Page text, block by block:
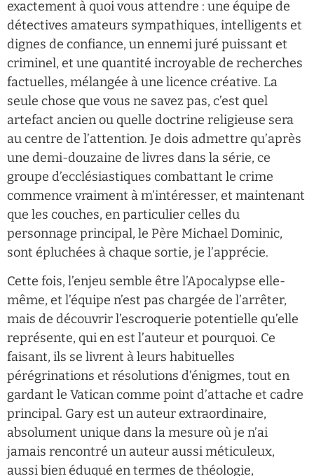
exactement à quoi vous attendre : une équipe de
détectives amateurs sympathiques, intelligents et
dignes de confiance, un ennemi juré puissant et
criminel, et une quantité incroyable de recherches
factuelles, mélangée à une licence créative. La
seule chose que vous ne savez pas, c’est quel
artefact ancien ou quelle doctrine religieuse sera
au centre de l’attention. Je dois admettre qu’après
une demi-douzaine de livres dans la série, ce
groupe d’ecclésiastiques combattant le crime
commence vraiment à m’intéresser, et maintenant
que les couches, en particulier celles du
personnage principal, le Père Michael Dominic,
sont épluchées à chaque sortie, je l’apprécie.
Cette fois, l’enjeu semble être l’Apocalypse elle-
même, et l’équipe n’est pas chargée de l’arrêter,
mais de découvrir l’escroquerie potentielle qu’elle
représente, qui en est l’auteur et pourquoi. Ce
faisant, ils se livrent à leurs habituelles
pérégrinations et résolutions d’énigmes, tout en
gardant le Vatican comme point d’attache et cadre
principal. Gary est un auteur extraordinaire,
absolument unique dans la mesure où je n’ai
jamais rencontré un auteur aussi méticuleux,
aussi bien éduqué en termes de théologie,